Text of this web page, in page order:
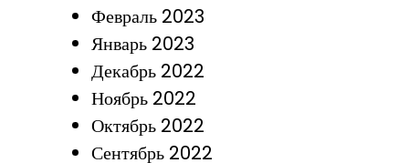
Февраль 2023
Январь 2023
Декабрь 2022
Ноябрь 2022
Октябрь 2022
Сентябрь 2022